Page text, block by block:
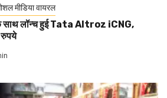
मीडिया वायरल
साथ लॉन्च हुई Tata Altroz iCNG,